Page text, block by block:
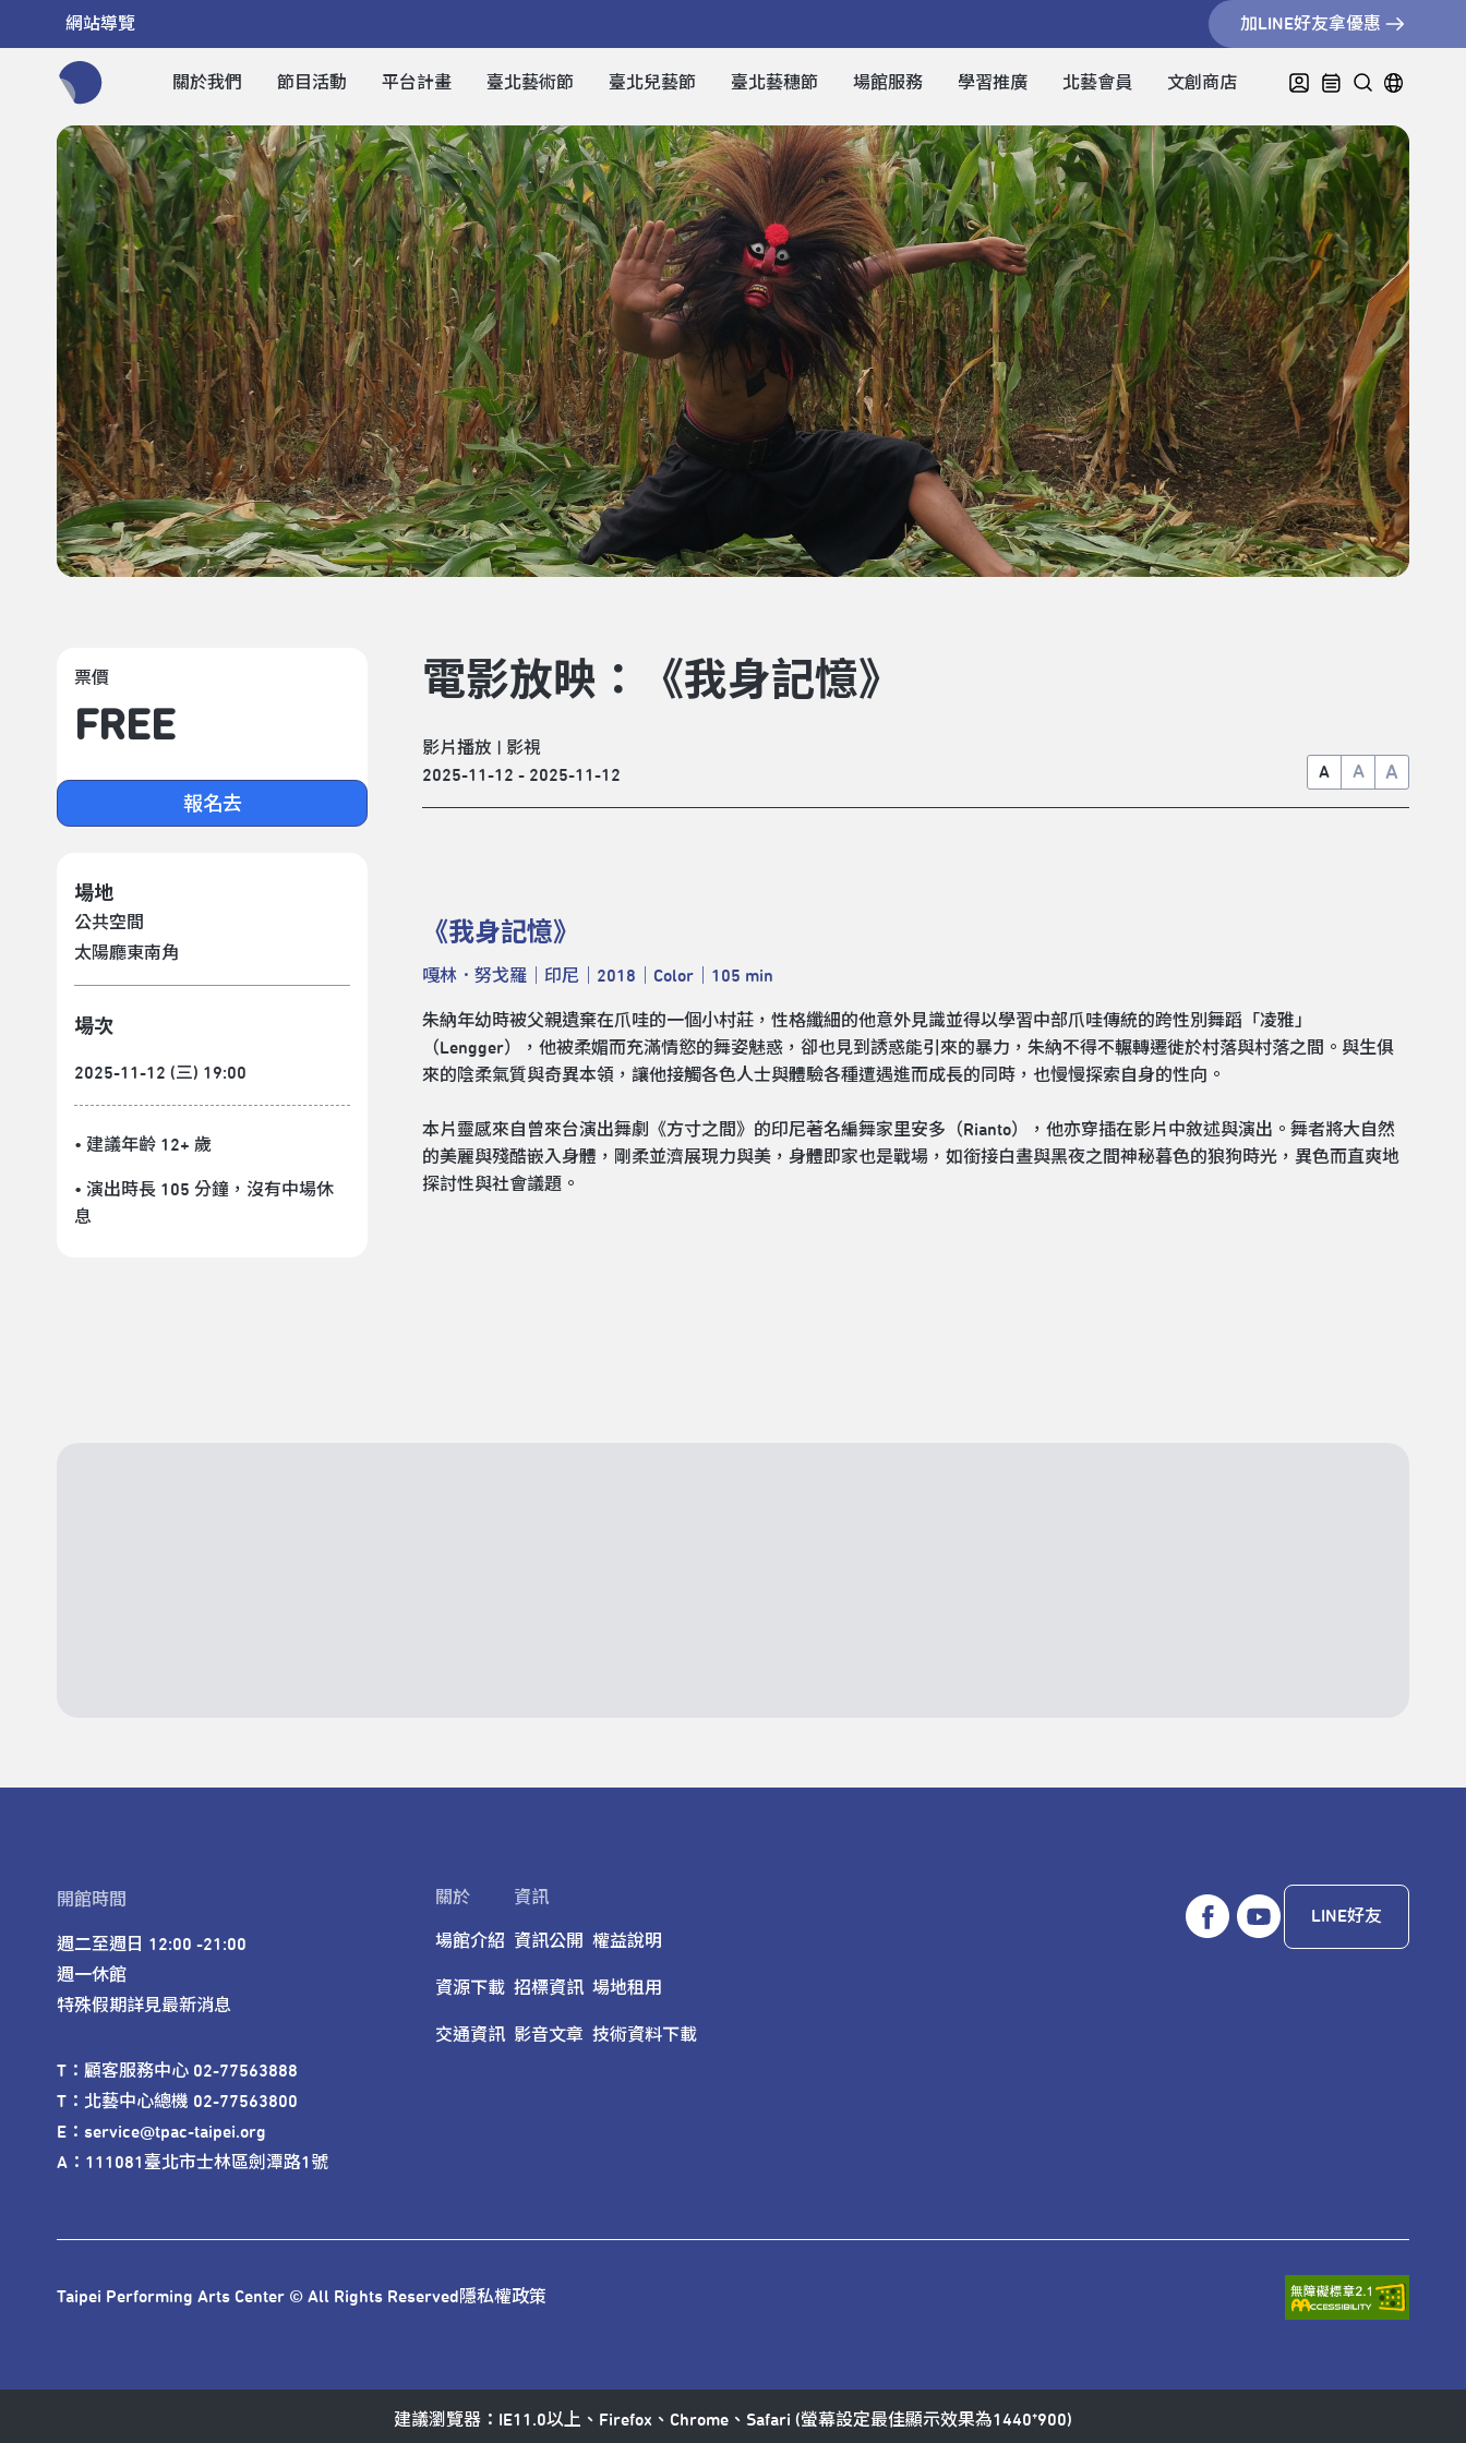
網站導覽 加LINE好友拿優惠
關於我們 節目活動 平台計畫 臺北藝術節 臺北兒藝節 臺北藝穗節 場館服務 學習推廣 北藝會員 文創商店
票價
FREE
報名去
場地
公共空間
太陽廳東南角
場次
2025-11-12 (三) 19:00
• 建議年齡 12+ 歲
• 演出時長 105 分鐘 ，沒有中場休
息
電影放映：《我身記憶》
影片播放
影視
2025-11-12 - 2025-11-12
A A A
《我身記憶》
嘎林．努戈羅｜印尼｜2018｜Color｜105 min
朱納年幼時被父親遺棄在爪哇的一個小村莊，性格纖細的他意外見識並得以學習中部爪哇傳統的跨性別舞蹈「凌雅」
（Lengger），他被柔媚而充滿情慾的舞姿魅惑，卻也見到誘惑能引來的暴力，朱納不得不輾轉遷徙於村落與村落之間。與生俱
來的陰柔氣質與奇異本領，讓他接觸各色人士與體驗各種遭遇進而成長的同時，也慢慢探索自身的性向。
本片靈感來自曾來台演出舞劇《方寸之間》的印尼著名編舞家里安多（Rianto），他亦穿插在影片中敘述與演出。舞者將大自然
的美麗與殘酷嵌入身體，剛柔並濟展現力與美，身體即家也是戰場，如銜接白晝與黑夜之間神秘暮色的狼狗時光，異色而直爽地
探討性與社會議題。
開館時間
週二至週日 12:00 -21:00
週一休館
特殊假期詳見最新消息
T：顧客服務中心 02-77563888
T：北藝中心總機 02-77563800
E：service@tpac-taipei.org
A：111081臺北市士林區劍潭路1號
關於
場館介紹
資源下載
交通資訊
資訊
資訊公開
招標資訊
影音文章
權益說明
場地租用
技術資料下載
LINE好友
Taipei Performing Arts Center © All Rights Reserved隱私權政策
建議瀏覽器：IE11.0以上、Firefox、Chrome、Safari (螢幕設定最佳顯示效果為1440*900)